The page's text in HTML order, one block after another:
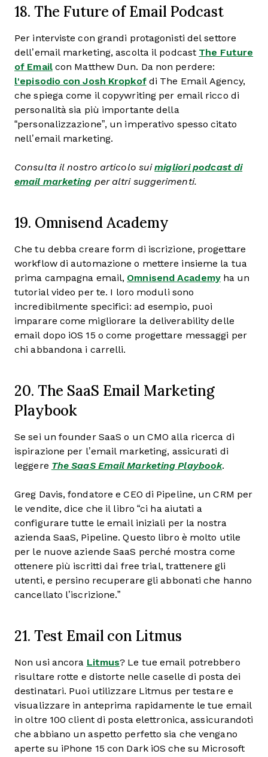
18. The Future of Email Podcast
Per interviste con grandi protagonisti del settore
dell’email marketing, ascolta il podcast The Future
of Emailcon Matthew Dun. Da non perdere:
l'episodio con Josh Kropkofdi The Email Agency,
che spiega come il copywriting per email ricco di
personalità sia più importante della
“personalizzazione”, un imperativo spesso citato
nell’email marketing.
Consulta il nostro articolo suimigliori podcast di
email marketing per altri suggerimenti.
19. Omnisend Academy
Che tu debba creare form di iscrizione, progettare
workflow di automazione o mettere insieme la tua
prima campagna email, Omnisend Academyha un
tutorial video per te. I loro moduli sono
incredibilmente specifici: ad esempio, puoi
imparare come migliorare la deliverability delle
email dopo iOS 15 o come progettare messaggi per
chi abbandona i carrelli.
20. The SaaS Email Marketing
Playbook
Se sei un founder SaaS o un CMO alla ricerca di
ispirazione per l’email marketing, assicurati di
leggere The SaaS Email Marketing Playbook.
Greg Davis, fondatore e CEO di Pipeline, un CRM per
le vendite, dice che il libro “ci ha aiutati a
configurare tutte le email iniziali per la nostra
azienda SaaS, Pipeline. Questo libro è molto utile
per le nuove aziende SaaS perché mostra come
ottenere più iscritti dai free trial, trattenere gli
utenti, e persino recuperare gli abbonati che hanno
cancellato l’iscrizione.”
21. Test Email con Litmus
Non usi ancora Litmus? Le tue email potrebbero
risultare rotte e distorte nelle caselle di posta dei
destinatari. Puoi utilizzare Litmus per testare e
visualizzare in anteprima rapidamente le tue email
in oltre 100 client di posta elettronica, assicurandoti
che abbiano un aspetto perfetto sia che vengano
aperte su iPhone 15 con Dark iOS che su Microsoft